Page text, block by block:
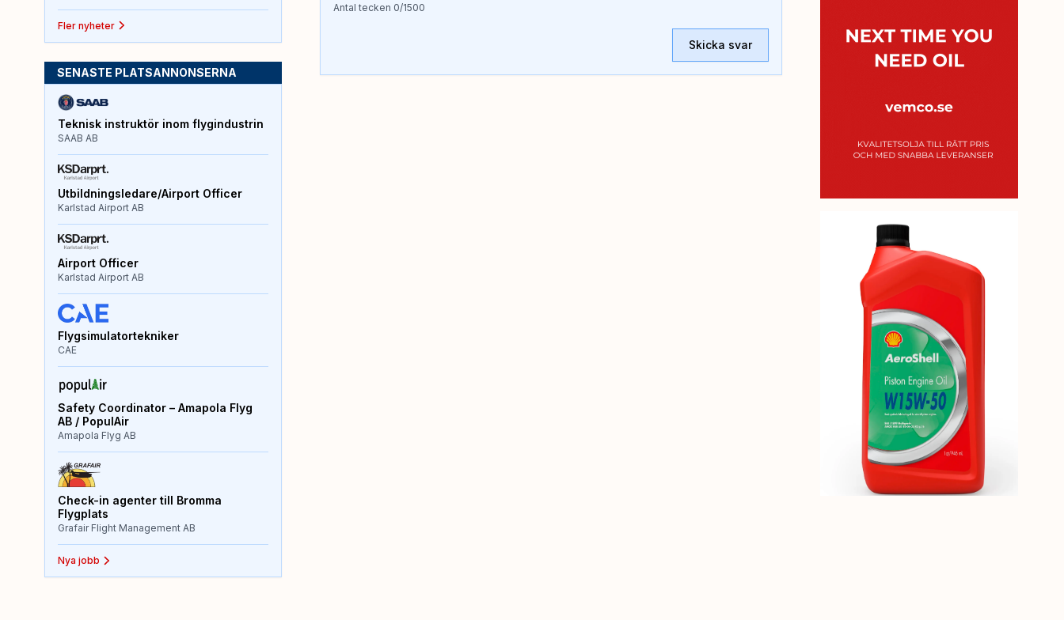
Antal tecken 0/1500
Skicka svar
Fler nyheter
SENASTE PLATSANNONSERNA
Teknisk instruktör inom flygindustrin
SAAB AB
Utbildningsledare/Airport Officer
Karlstad Airport AB
Airport Officer
Karlstad Airport AB
Flygsimulatortekniker
CAE
Safety Coordinator – Amapola Flyg
AB / PopulAir
Amapola Flyg AB
Check-in agenter till Bromma
Flygplats
Grafair Flight Management AB
Nya jobb